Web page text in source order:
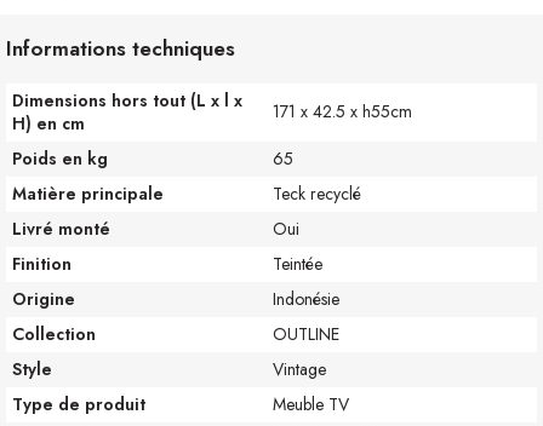
Informations techniques
Dimensions hors tout (L x l x
H) en cm
171 x 42.5 x h55cm
Poids en kg
65
Matière principale
Teck recyclé
Livré monté
Oui
Finition
Teintée
Origine
Indonésie
Collection
OUTLINE
Style
Vintage
Type de produit
Meuble TV